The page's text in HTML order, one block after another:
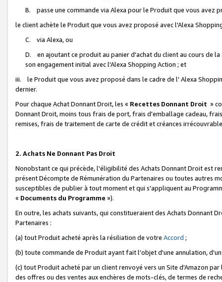
B. passe une commande via Alexa pour le Produit que vous avez
le client achète le Produit que vous avez proposé avec l'Alexa
C. via Alexa, ou
D. en ajoutant ce produit au panier d'achat du client au cours de
son engagement initial avec l'Alexa Shopping Action ; et
iii. le Produit que vous avez proposé dans le cadre de l' Alexa
dernier.
Pour chaque Achat Donnant Droit, les « Recettes Donnant Droit »
Donnant Droit, moins tous frais de port, frais d'emballage cadeau,
remises, frais de traitement de carte de crédit et créances
2. Achats Ne Donnant Pas Droit
Nonobstant ce qui précède, l'éligibilité des Achats Donnant Droit est
présent Décompte de Rémunération du Partenaires ou toutes autres
susceptibles de publier à tout moment et qui s'appliquent au
« Documents du Programme »).
En outre, les achats suivants, qui constitueraient des Achats Donnant
Partenaires :
(a) tout Produit acheté après la résiliation de votre Accord ;
(b) toute commande de Produit ayant fait l'objet d'une annulation,
(c) tout Produit acheté par un client renvoyé vers un Site d'Amazon
des offres ou des ventes aux enchères de mots-clés, de termes de